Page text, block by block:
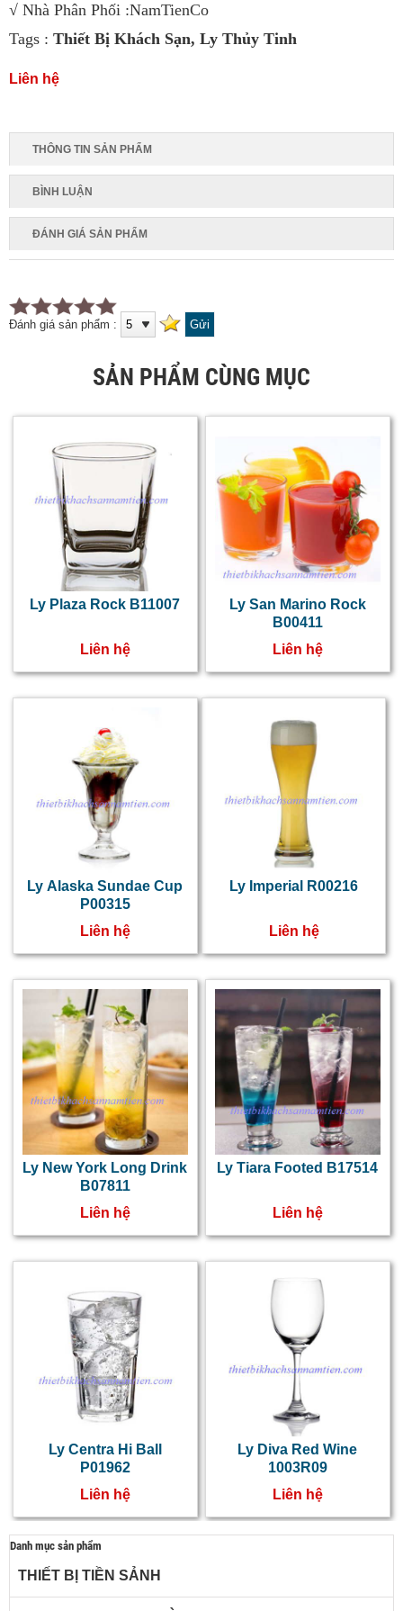
√ Nhà Phân Phối :NamTienCo
Tags : Thiết Bị Khách Sạn, Ly Thủy Tinh
Liên hệ
THÔNG TIN SẢN PHẨM
BÌNH LUẬN
ĐÁNH GIÁ SẢN PHẨM
Đánh giá sản phẩm :
SẢN PHẨM CÙNG MỤC
Ly Plaza Rock B11007
Liên hệ
Ly San Marino Rock
B00411
Liên hệ
Ly Alaska Sundae Cup
P00315
Liên hệ
Ly Imperial R00216
Liên hệ
Ly New York Long Drink
B07811
Liên hệ
Ly Tiara Footed B17514
Liên hệ
Ly Centra Hi Ball
P01962
Liên hệ
Ly Diva Red Wine
1003R09
Liên hệ
Danh mục sản phẩm
THIẾT BỊ TIỀN SẢNH